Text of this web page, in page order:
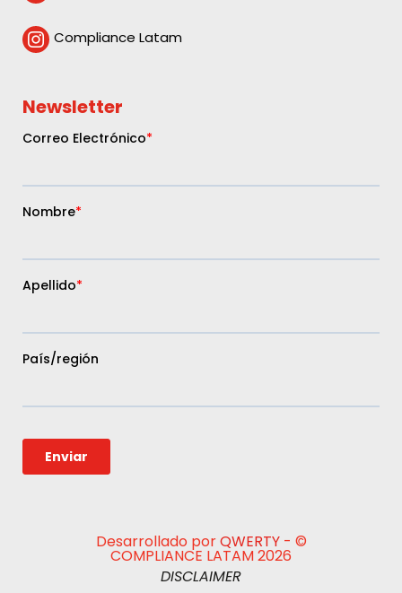
 Compliance Latam
Newsletter
Desarrollado porQWERTY- ©
COMPLIANCE LATAM 2026
DISCLAIMER